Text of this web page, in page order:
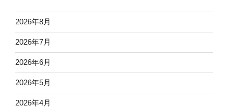
2026年8月
2026年7月
2026年6月
2026年5月
2026年4月